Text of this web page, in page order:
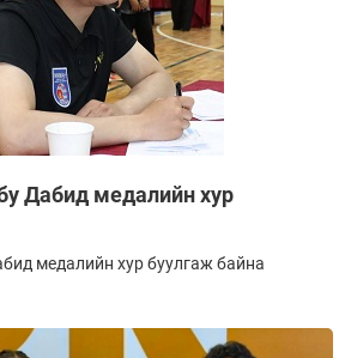
Дабид медалийн хур
медалийн хур буулгаж байна